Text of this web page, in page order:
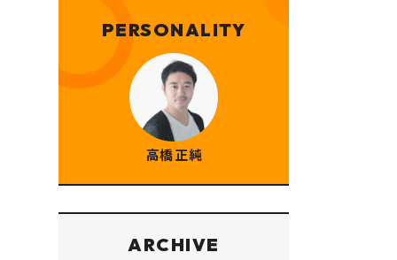
PERSONALITY
高橋 正純
ARCHIVE